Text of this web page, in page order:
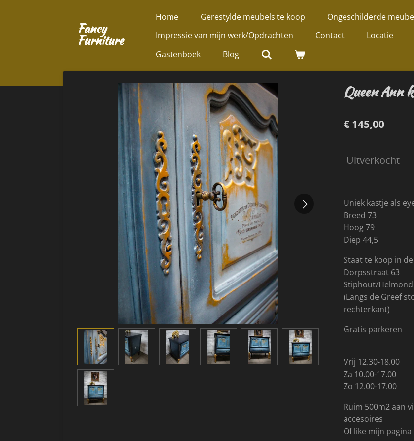
Fancy
Furniture
Home Gerestylde meubels te koop
Ongeschilderde
Impressie van mijn werk/Opdrachten
Contact Locatie
Gastenboek
Blog
Queen Ann
€ 145,00
Uitverkocht
Uniek kastje als
Breed 73
Hoog 79
Diep 44,5
Staat te koop in
Dorpsstraat 63
Stiphout/Helmond
(Langs de Greef
rechterkant)
Gratis parkeren
Vrij 12.30-18.00
Za 10.00-17.00
Zo 12.00-17.00
Ruim 500m2 aan
accesoires
Of like mijn